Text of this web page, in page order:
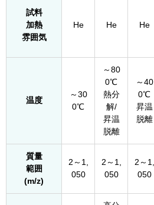
試料
加熱
雰囲気
He He He
温度
～30
0℃
～80
0℃
熱分
解/
昇温
脱離
～40
0℃
昇温
脱離
質量
範囲
(m/z)
2～1,
050
2～1,
050
2～1,
050